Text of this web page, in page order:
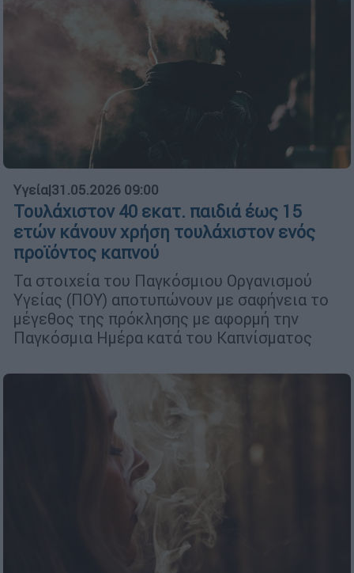
Υγεία|31.05.2026 09:00
Τουλάχιστον 40 εκατ. παιδιά έως 15
ετών κάνουν χρήση τουλάχιστον ενός
προϊόντος καπνού
Τα στοιχεία του Παγκόσμιου Οργανισμού
Υγείας (ΠΟΥ) αποτυπώνουν με σαφήνεια το
μέγεθος της πρόκλησης με αφορμή την
Παγκόσμια Ημέρα κατά του Καπνίσματος